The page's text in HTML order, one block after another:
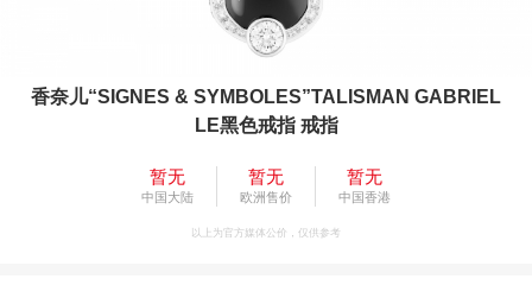
香奈儿“SIGNES & SYMBOLES”TALISMAN GABRIEL
LE黑色戒指 戒指
暂无
中国大陆
暂无
欧洲售价
暂无
中国香港
以上为官方媒体公价，仅供参考